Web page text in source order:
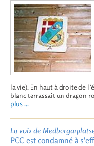
la vie). En haut à droite de
blanc terrassait un dragon
plus ...
La voix de
PCC est condamné à